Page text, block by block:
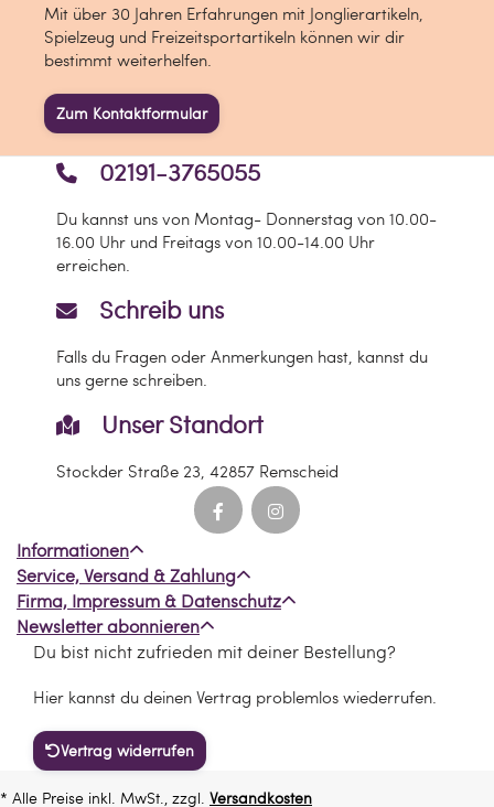
Mit über 30 Jahren Erfahrungen mit Jonglierartikeln,
Spielzeug und Freizeitsportartikeln können wir dir
bestimmt weiterhelfen.
Zum Kontaktformular
Schreib uns
Falls du Fragen oder Anmerkungen hast, kannst du
uns gerne schreiben.
02191-3765055
Du kannst uns von Montag- Donnerstag von 10.00-
16.00 Uhr und Freitags von 10.00-14.00 Uhr
erreichen.
Unser Standort
Stockder Straße 23, 42857 Remscheid
Informationen
Service, Versand & Zahlung
Firma, Impressum & Datenschutz
Newsletter abonnieren
Du bist nicht zufrieden mit deiner Bestellung?
Hier kannst du deinen Vertrag problemlos wiederrufen.
Vertrag widerrufen
* Alle Preise inkl. MwSt., zzgl. Versandkosten